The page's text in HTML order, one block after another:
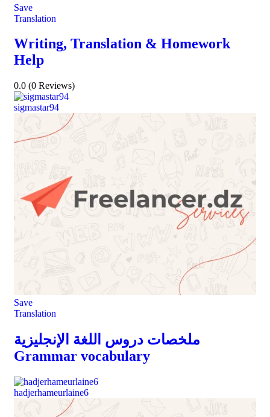
Save
Translation
Writing, Translation & Homework
Help
0.0 (0 Reviews)
sigmastar94
Save
Translation
ملخصات دروس اللغة الإنجليزية
Grammar vocabulary
hadjerhameurlaine6